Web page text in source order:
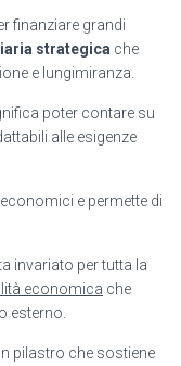
finanziare grandi
strategica che
e lungimiranza.
poter contare su
alle esigenze
e permette di
invariato per tutta la
economica che
esterno.
pilastro che sostiene